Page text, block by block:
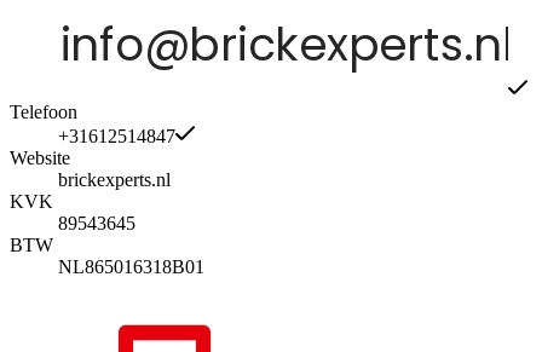
Telefoon
+31612514847
Website
brickexperts.nl
KVK
89543645
BTW
NL865016318B01